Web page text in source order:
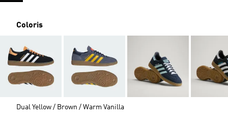
Coloris
Dual Yellow / Brown / Warm Vanilla